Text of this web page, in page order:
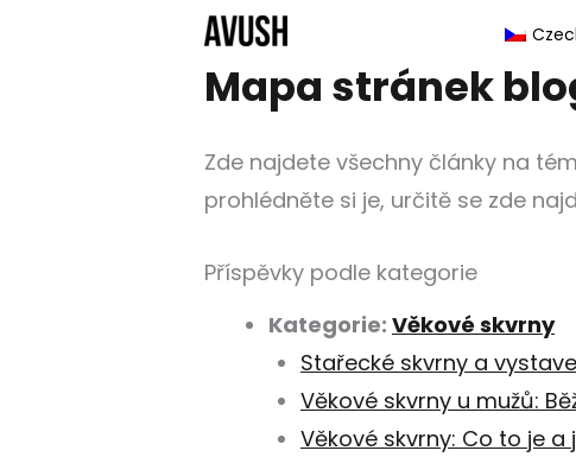
Mapa stránek
Zde najdete všechny články na
prohlédněte si je, určitě se zde
Příspěvky podle kategorie
Kategorie: Věkové skvrny
Stařecké skvrny a
Věkové skvrny u mužů:
Věkové skvrny: Co to je a